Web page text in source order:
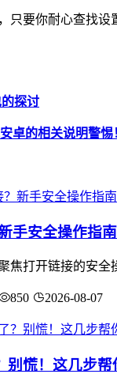
只要你耐心查找
探讨
卓的相关说明警
手安全操作指南
焦打开链接的安
850 2026-08-07
别慌！这几步帮